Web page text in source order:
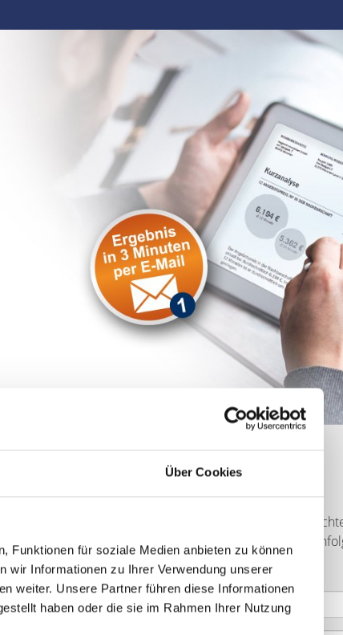
Über Cookies
Funktionen für soziale Medien anbieten zu können
wir Informationen zu Ihrer Verwendung unserer
weiter. Unsere Partner führen diese Informationen
haben oder die sie im Rahmen Ihrer Nutzung
Umland: Käufer finden
in der Umgebung von Stadelner Wasserrad und Sie
Sie die wichtigsten Daten zu Ihrem Objekt in das
besprechen gern mit Ihnen Ihr Projekt.